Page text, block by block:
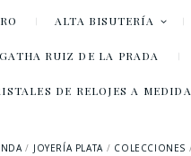
ALTA BISUTERÍA
RUIZ DE LA PRADA
DE RELOJES A MEDIDA
JOYERÍA PLATA COLECCIONES